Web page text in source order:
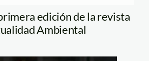
edición de la revista
Ambiental